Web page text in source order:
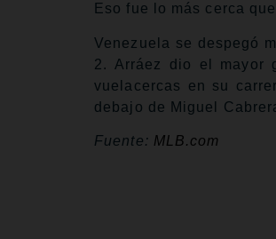
Eso fue lo más cerca
Venezuela se despegó
2. Arráez dio el mayor
vuelacercas en su
debajo de Miguel
Fuente: MLB.com